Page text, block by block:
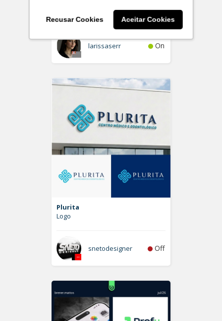
Recusar Cookies Aceitar Cookies
larissaserr On
Plurita
Logo
snetodesigner Off